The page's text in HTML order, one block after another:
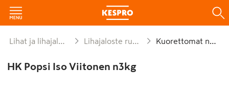
Lihat ja lihajalosteet Lihajaloste ruokaan Kuorettomat nakit
HK Popsi Iso Viitonen n3kg